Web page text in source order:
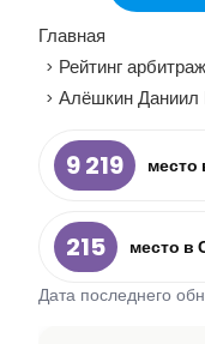
Главная
> Рейтинг
> Алёшкин Даниил
9 219 место
215
место в
Дата последнего